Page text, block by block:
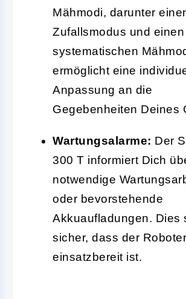
Mähmodi, darunter
Zufallsmodus und einen
systematischen
ermöglicht eine
Anpassung an die
Gegebenheiten Deines
Wartungsalarme: Der
300 T informiert Dich
notwendige
oder bevorstehende
Akkuaufladungen. Dies
sicher, dass der
einsatzbereit ist.